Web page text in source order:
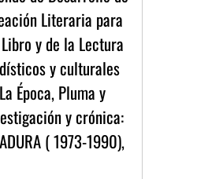
Literaria para
y de la Lectura
y culturales
Época, Pluma y
y crónica:
( 1973-1990),